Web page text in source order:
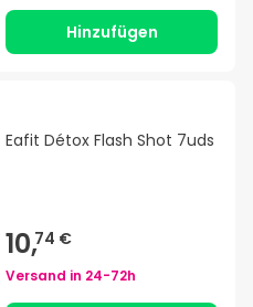
Hinzufügen
Eafit Détox Flash Shot 7uds
10,74 €
Versand in 24-72h